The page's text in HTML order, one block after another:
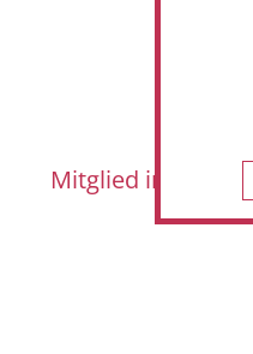
Mitglied im: